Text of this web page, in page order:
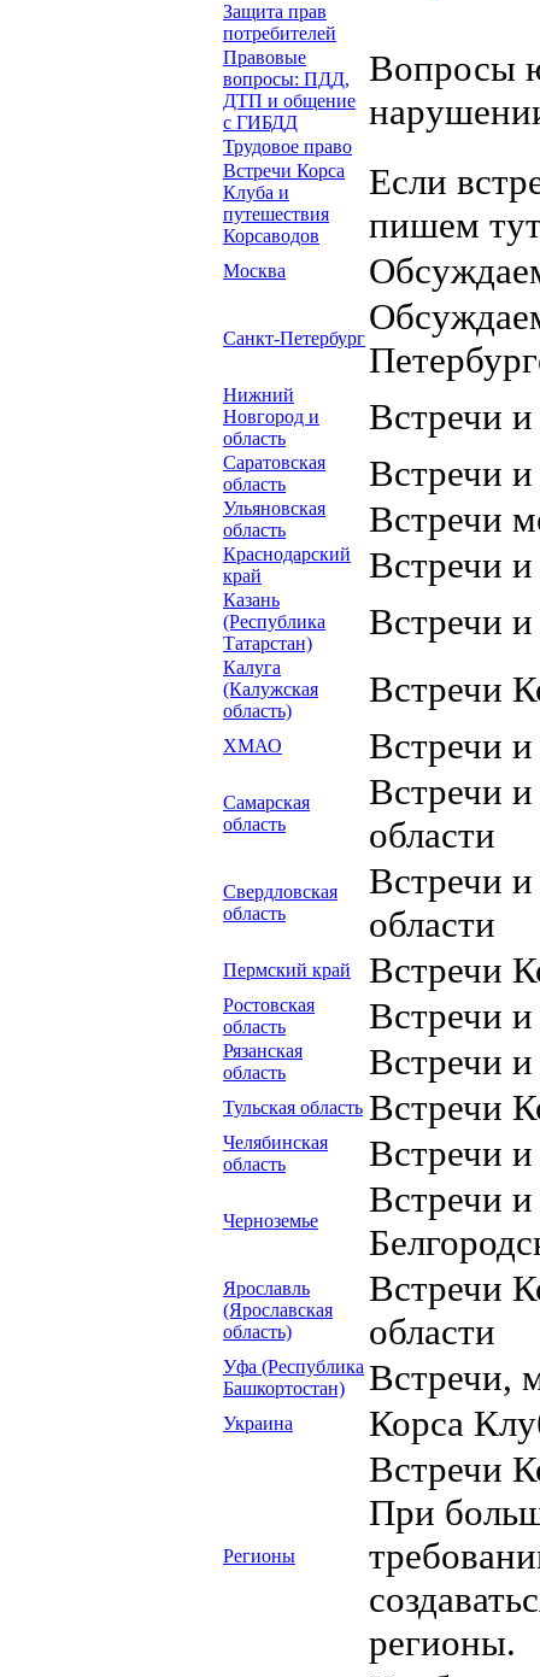
Защита прав
потребителей
Правовые
вопросы: ПДД,
ДТП и общение
с ГИБДД
Вопросы
Трудовое право
Встречи Корса
Клуба и
путешествия
Корсаводов
Если
пишем
Москва
Санкт-Петербург
Нижний
Новгород и
область
Встречи
Саратовская
область
Встречи
Ульяновская
область
Встречи
Краснодарский
край
Встречи
Казань
(Республика
Татарстан)
Встречи
Калуга
(Калужская
область)
Встречи
ХМАО Встречи
Самарская
область
Встречи
области
Свердловская
область
Встречи
области
Пермский край Встречи
Ростовская
область
Встречи
Рязанская
область
Встречи
Тульская область Встречи
Челябинская
область
Встречи
Черноземье
Встречи
Ярославль
(Ярославская
область)
Встречи
области
Уфа (Республика
Башкортостан)
Встречи,
Украина Корса
Регионы
Встречи
При
регионы.